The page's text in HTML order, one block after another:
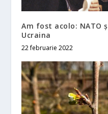
Am fost acolo: NATO
Ucraina
22 februarie 2022